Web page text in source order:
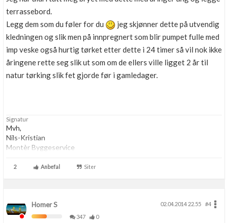
terrassebord.
Legg dem som du føler for du
jeg skjønner dette på utvendig
kledningen og slik men på innpregnert som blir pumpet fulle med
imp veske også hurtig tørket etter dette i 24 timer så vil nok ikke
åringene rette seg slik ut som om de ellers ville ligget 2 år til
natur tørking slik fet gjorde før i gamledager.
Signatur
Mvh,
Nils-Kristian
Montèr Byggeservice
2 Anbefal Siter
Homer S 02.04.2014 22.55
#4
347
0